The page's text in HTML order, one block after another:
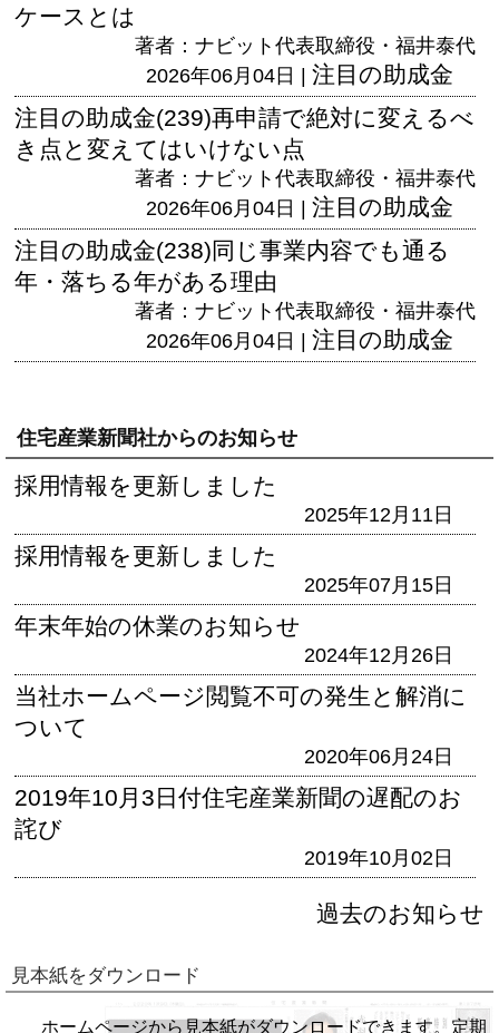
ケースとは
著者：ナビット代表取締役・福井泰代
2026年06月04日 | 注目の助成金
注目の助成金(239)再申請で絶対に変えるべ
き点と変えてはいけない点
著者：ナビット代表取締役・福井泰代
2026年06月04日 | 注目の助成金
注目の助成金(238)同じ事業内容でも通る
年・落ちる年がある理由
著者：ナビット代表取締役・福井泰代
2026年06月04日 | 注目の助成金
住宅産業新聞社からのお知らせ
採用情報を更新しました
2025年12月11日
採用情報を更新しました
2025年07月15日
年末年始の休業のお知らせ
2024年12月26日
当社ホームページ閲覧不可の発生と解消に
ついて
2020年06月24日
2019年10月3日付住宅産業新聞の遅配のお
詫び
2019年10月02日
過去のお知らせ
見本紙をダウンロード
ホームページから見本紙がダウンロードできます。定期